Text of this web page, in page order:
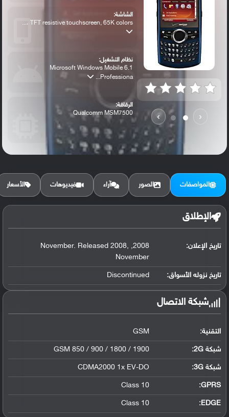
‹
›
الشاشة:
TFT resistive touchscreen, 65K colors ،...
نظام التشغيل:
Microsoft Windows Mobile 6.1
Professiona...
الرقاقة:
Qualcomm MSM7500
الكاميرا الأساسية:
المواصفات الصور آراء فيديوهات الأسعار
الإطلاق
تاريخ الإعلان:
2008, November. Released 2008,
November
تاريخ نزوله الأسواق: Discontinued
شبكة الاتصال
التقنية: GSM
شبكة 2G: GSM 850 / 900 / 1800 / 1900
شبكة 3G :
CDMA2000 1x EV-DO
GPRS:
Class 10
EDGE:
Class 10